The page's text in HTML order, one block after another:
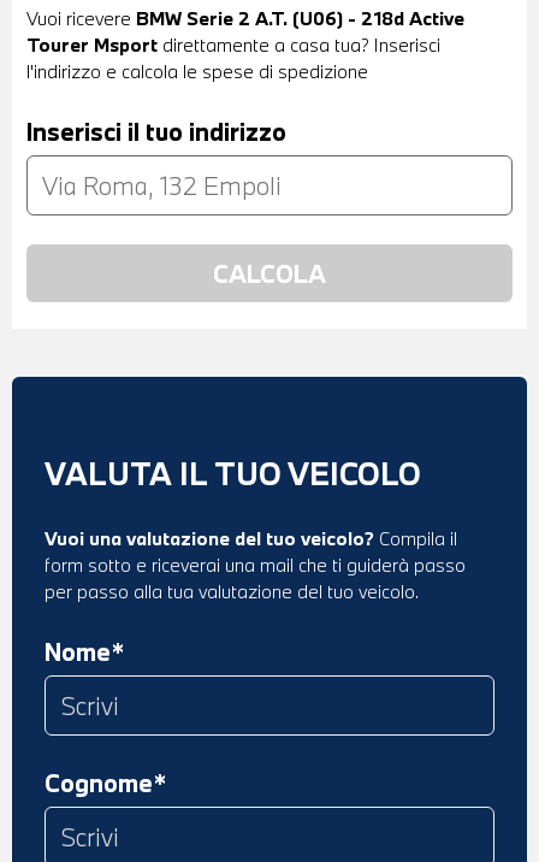
Vuoi ricevere BMW Serie 2 A.T. (U06) - 218d Active
Tourer Msport direttamente a casa tua? Inserisci
l'indirizzo e calcola le spese di spedizione
Inserisci il tuo indirizzo
VALUTA IL TUO VEICOLO
Vuoi una valutazione del tuo veicolo? Compila il
form sotto e riceverai una mail che ti guiderà passo
per passo alla tua valutazione del tuo veicolo.
Nome*
Cognome*